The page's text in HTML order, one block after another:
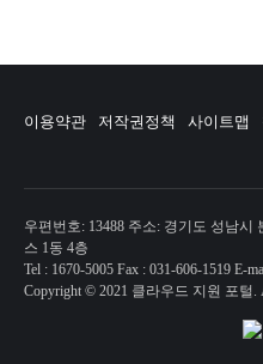
이용약관 저작권정책 사이트맵
우편번호: 13488 주소: 경기도 성남시
스 1동 4층
Tel : 1670-5005 Fax : 031-606-1519 E-
Copyright © 2021 클라우드 지원 포털.